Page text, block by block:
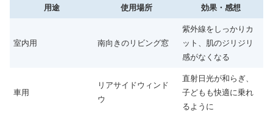
用途 使用場所 効果・感想
室内用 南向きのリビング窓
紫外線をしっかりカ
ット、肌のジリジリ
感がなくなる
車用
リアサイドウィンド
ウ
直射日光が和らぎ、
子どもも快適に乗れ
るように